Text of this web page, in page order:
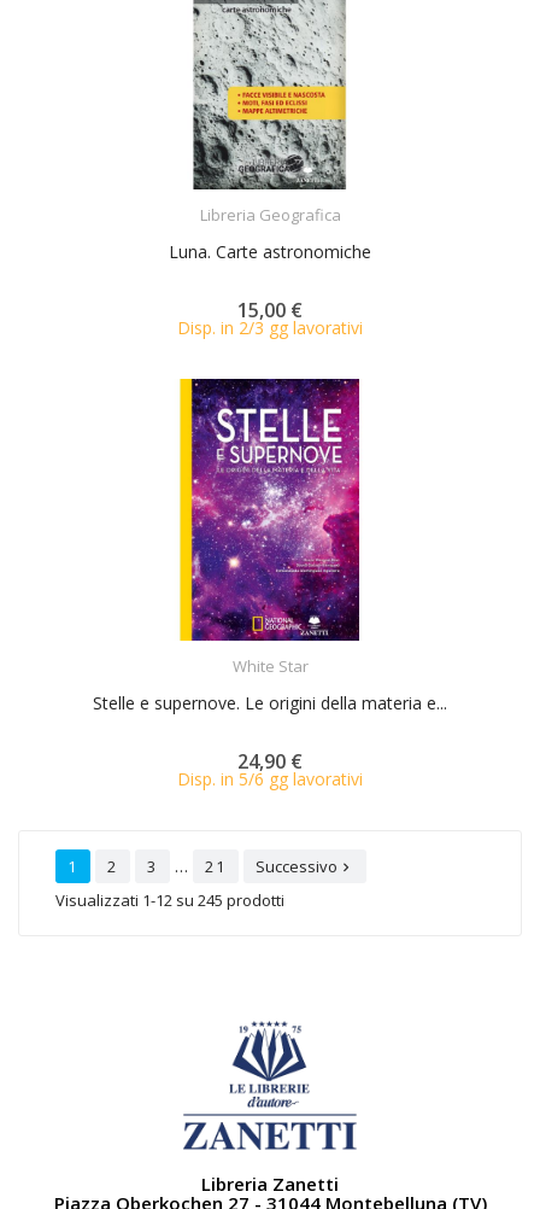
Libreria Geografica
Luna. Carte astronomiche
15,00 €
Disp. in 2/3 gg lavorativi
White Star
Stelle e supernove. Le origini della materia e...
24,90 €
Disp. in 5/6 gg lavorativi
1 2 3 … 21 Successivo 
Visualizzati 1-12 su 245 prodotti
Libreria Zanetti
Piazza Oberkochen 27 - 31044 Montebelluna (TV)